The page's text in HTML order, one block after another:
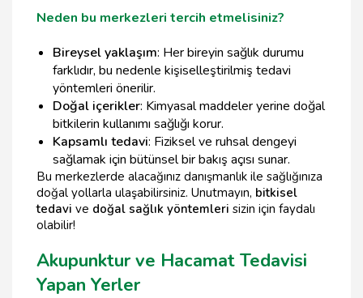
Neden bu merkezleri tercih etmelisiniz?
Bireysel yaklaşım: Her bireyin sağlık durumu
farklıdır, bu nedenle kişiselleştirilmiş tedavi
yöntemleri önerilir.
Doğal içerikler: Kimyasal maddeler yerine doğal
bitkilerin kullanımı sağlığı korur.
Kapsamlı tedavi: Fiziksel ve ruhsal dengeyi
sağlamak için bütünsel bir bakış açısı sunar.
Bu merkezlerde alacağınız danışmanlık ile sağlığınıza
doğal yollarla ulaşabilirsiniz. Unutmayın, bitkisel
tedavi ve doğal sağlık yöntemleri sizin için faydalı
olabilir!
Akupunktur ve Hacamat Tedavisi
Yapan Yerler